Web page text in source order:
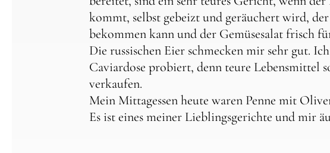
kommt, selbst gebeizt und geräuchert wird,
bekommen kann und der Gemüsesalat frisch
Die russischen Eier schmecken mir sehr gut.
Caviardose probiert, denn teure Lebensmittel
verkaufen.
Mein Mittagessen heute waren Penne mit
Es ist eines meiner Lieblingsgerichte und mir